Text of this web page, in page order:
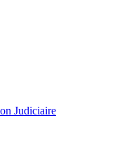
Judiciaire